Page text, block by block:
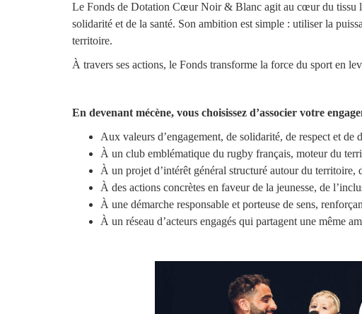
Le Fonds de Dotation Cœur Noir & Blanc agit au cœur du tissu
solidarité et de la santé. Son ambition est simple : utiliser la
territoire.
À travers ses actions, le Fonds transforme la force du sport en
En devenant mécène, vous choisissez d’associer votre
Aux valeurs d’engagement, de solidarité, de respect et
À un club emblématique du rugby français, moteur du
À un projet d’intérêt général structuré autour du
À des actions concrètes en faveur de la jeunesse, de
À une démarche responsable et porteuse de sens,
À un réseau d’acteurs engagés qui partagent une même